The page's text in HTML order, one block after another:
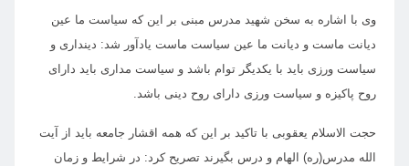
وی با اشاره به سخن شهید مدرس مبنی بر این که سیاست ما عین
دیانت ماست و دیانت ما عین سیاست ماست یادآور شد: دینداری و
سیاست ورزی باید با یکدیگر توام باشد و سیاست مداری باید دارای
روح پاکیزه و سیاست ورزی دارای روح دینی باشد.
حجت الاسلام یعقوبی با تاکید بر این که همه اقشار جامعه باید از آیت
الله مدرس(ره) الهام و درس بگیرند تصریح کرد: در شرایط و زمان